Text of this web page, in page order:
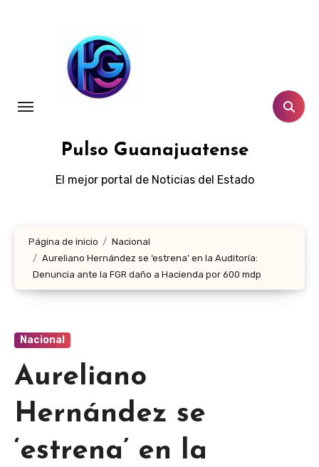
Pulso Guanajuatense
El mejor portal de Noticias del Estado
Página de inicio
Nacional
Aureliano Hernández se ‘estrena’ en la Auditoría:
Denuncia ante la FGR daño a Hacienda por 600 mdp
Nacional
Aureliano
Hernández se
‘estrena’ en la